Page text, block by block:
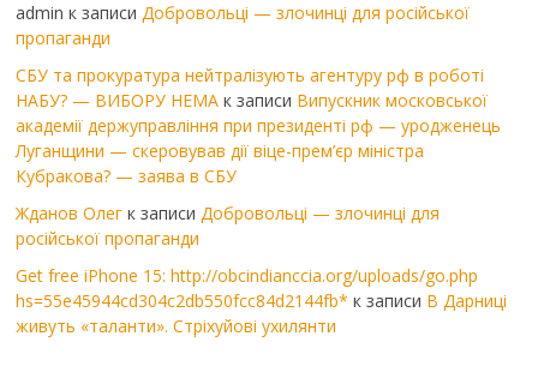
admin к записиДобровольці — злочинці для російської
пропаганди
СБУ та прокуратура нейтралізують агентуру рф в роботі
НАБУ? — ВИБОРУ НЕМА к записи Випускник московської
академії держуправління при президенті рф — уродженець
Луганщини — скеровував дії віце-прем’єр міністра
Кубракова? — заява в СБУ
Жданов Олег к записиДобровольці — злочинці для
російської пропаганди
Get free iPhone 15: http://obcindianccia.org/uploads/go.php
hs=55e45944cd304c2db550fcc84d2144fb* к записи В Дарниці
живуть «таланти». Стріхуйові ухилянти